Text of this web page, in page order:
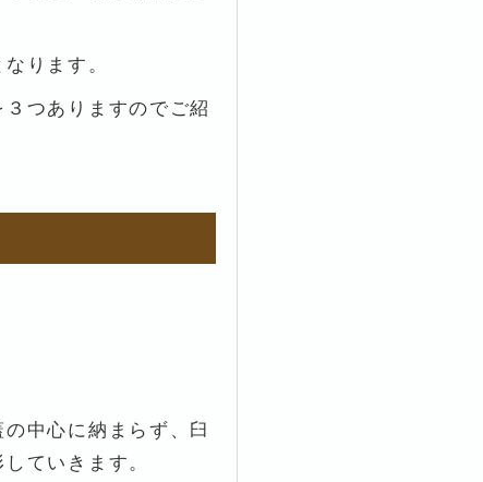
ります。
つありますのでご紹
中心に納まらず、臼
ていきます。